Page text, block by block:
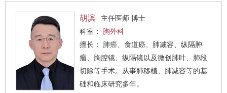
胡滨
主任医师 博士
科室： 胸外科
擅长： 肺癌、食道癌、肺减容、纵隔肿
瘤、胸腔镜、纵隔镜以及微创肺叶、肺段
切除等手术。从事肺移植、肺减容等的基
础和临床研究多年。